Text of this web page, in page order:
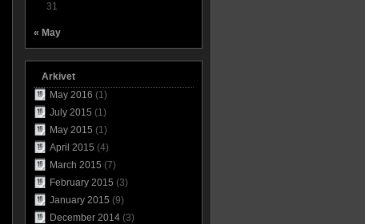
31
« May
Arkivet
May 2016 (1)
July 2015 (1)
May 2015 (1)
April 2015 (4)
March 2015 (7)
February 2015 (3)
January 2015 (9)
December 2014(3)